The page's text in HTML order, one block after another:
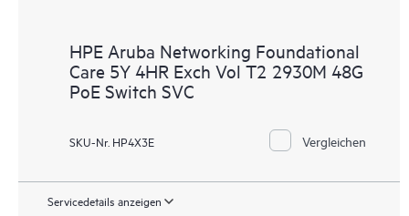
HPE Aruba Networking Foundational
Care 5Y 4HR Exch Vol T2 2930M 48G
PoE Switch SVC
SKU-Nr. HP4X3E Vergleichen
Servicedetails anzeigen